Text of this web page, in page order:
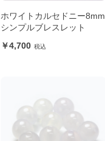
ホワイトカルセドニー8mm
シンプルブレスレット
4,700